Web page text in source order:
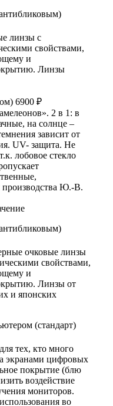
линзы с
свойствами,
и
Линзы
6900 ₽
2 в 1: в
на солнце –
зависит от
UV- защита. Не
лобовое стекло
Ю.-В.
очковые линзы
свойствами,
и
Линзы от
и японских
(стандарт)
тех, кто много
экранами цифровых
покрытие (блю
воздействие
мониторов.
во